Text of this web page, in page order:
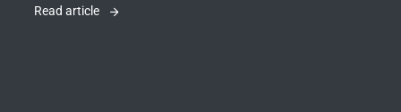
Read article